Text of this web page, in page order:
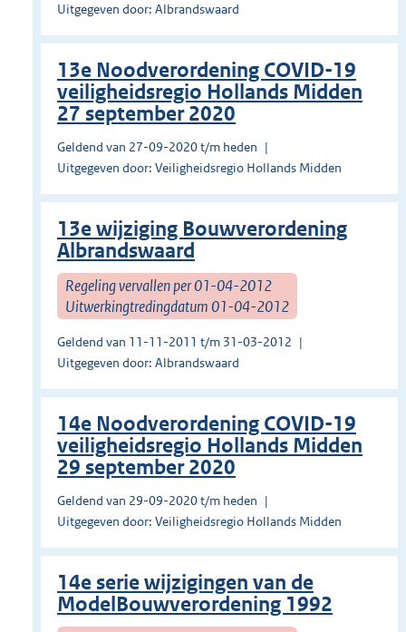
Uitgegeven door: Albrandswaard
13e Noodverordening COVID-19
veiligheidsregio Hollands Midden
27 september 2020
Geldend van 27-09-2020 t/m heden
Uitgegeven door: Veiligheidsregio Hollands Midden
13e wijziging Bouwverordening
Albrandswaard
Regeling vervallen per 01-04-2012
Uitwerkingtredingdatum 01-04-2012
Geldend van 11-11-2011 t/m 31-03-2012
Uitgegeven door: Albrandswaard
14e Noodverordening COVID-19
veiligheidsregio Hollands Midden
29 september 2020
Geldend van 29-09-2020 t/m heden
Uitgegeven door: Veiligheidsregio Hollands Midden
14e serie wijzigingen van de
ModelBouwverordening 1992